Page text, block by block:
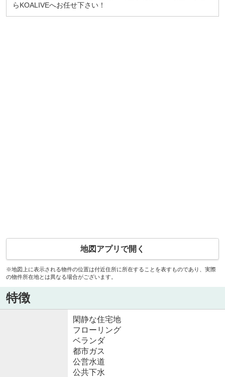
らKOALIVEへお任せ下さい！
地図アプリで開く
※地図上に表示される物件の位置は付近住所に所在することを表すものであり、実際
の物件所在地とは異なる場合がございます。
特徴
閑静な住宅地
フローリング
ベランダ
都市ガス
公営水道
公共下水